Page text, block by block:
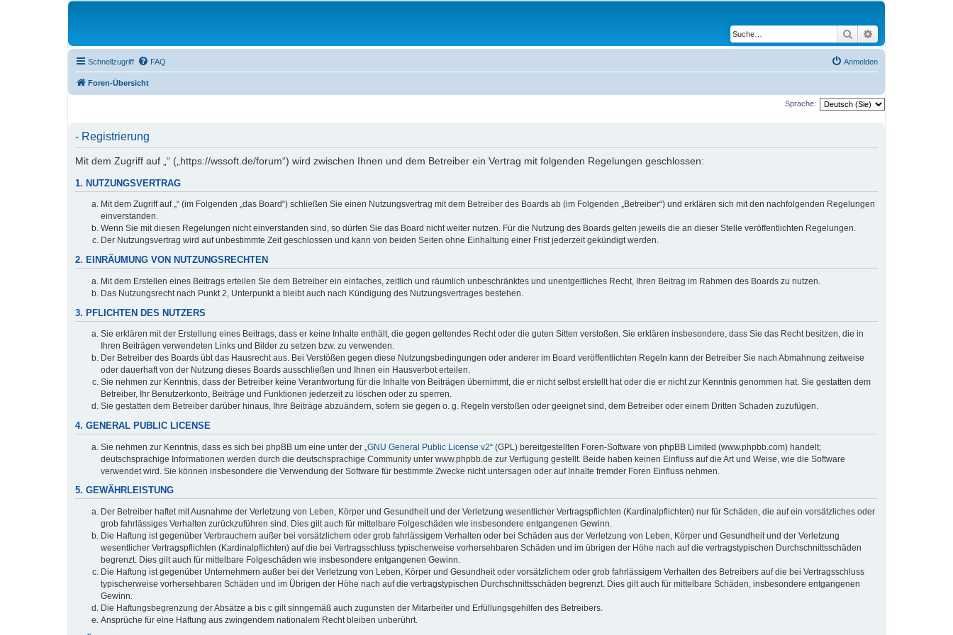
Suche
Schnellzugriff FAQ Anmelden
Foren-Übersicht
Sprache:
- Registrierung
Mit dem Zugriff auf „“ („https://wssoft.de/forum“) wird zwischen Ihnen und dem Betreiber ein Vertrag mit folgenden Regelungen geschlossen:
1. NUTZUNGSVERTRAG
Mit dem Zugriff auf „“ (im Folgenden „das Board“) schließen Sie einen Nutzungsvertrag mit dem Betreiber des Boards ab (im Folgenden „Betreiber“) und erklären sich mit den nachfolgenden Regelungen
einverstanden.
Wenn Sie mit diesen Regelungen nicht einverstanden sind, so dürfen Sie das Board nicht weiter nutzen. Für die Nutzung des Boards gelten jeweils die an dieser Stelle veröffentlichten Regelungen.
Der Nutzungsvertrag wird auf unbestimmte Zeit geschlossen und kann von beiden Seiten ohne Einhaltung einer Frist jederzeit gekündigt werden.
2. EINRÄUMUNG VON NUTZUNGSRECHTEN
Mit dem Erstellen eines Beitrags erteilen Sie dem Betreiber ein einfaches, zeitlich und räumlich unbeschränktes und unentgeltliches Recht, Ihren Beitrag im Rahmen des Boards zu nutzen.
Das Nutzungsrecht nach Punkt 2, Unterpunkt a bleibt auch nach Kündigung des Nutzungsvertrages bestehen.
3. PFLICHTEN DES NUTZERS
Sie erklären mit der Erstellung eines Beitrags, dass er keine Inhalte enthält, die gegen geltendes Recht oder die guten Sitten verstoßen. Sie erklären insbesondere, dass Sie das Recht besitzen, die in
Ihren Beiträgen verwendeten Links und Bilder zu setzen bzw. zu verwenden.
Der Betreiber des Boards übt das Hausrecht aus. Bei Verstößen gegen diese Nutzungsbedingungen oder anderer im Board veröffentlichten Regeln kann der Betreiber Sie nach Abmahnung zeitweise
oder dauerhaft von der Nutzung dieses Boards ausschließen und Ihnen ein Hausverbot erteilen.
Sie nehmen zur Kenntnis, dass der Betreiber keine Verantwortung für die Inhalte von Beiträgen übernimmt, die er nicht selbst erstellt hat oder die er nicht zur Kenntnis genommen hat. Sie gestatten dem
Betreiber, Ihr Benutzerkonto, Beiträge und Funktionen jederzeit zu löschen oder zu sperren.
Sie gestatten dem Betreiber darüber hinaus, Ihre Beiträge abzuändern, sofern sie gegen o. g. Regeln verstoßen oder geeignet sind, dem Betreiber oder einem Dritten Schaden zuzufügen.
4. GENERAL PUBLIC LICENSE
Sie nehmen zur Kenntnis, dass es sich bei phpBB um eine unter der „ GNU General Public License v2“ (GPL) bereitgestellten Foren-Software von phpBB Limited (www.phpbb.com) handelt;
deutschsprachige Informationen werden durch die deutschsprachige Community unter www.phpbb.de zur Verfügung gestellt. Beide haben keinen Einfluss auf die Art und Weise, wie die Software
verwendet wird. Sie können insbesondere die Verwendung der Software für bestimmte Zwecke nicht untersagen oder auf Inhalte fremder Foren Einfluss nehmen.
5. GEWÄHRLEISTUNG
Der Betreiber haftet mit Ausnahme der Verletzung von Leben, Körper und Gesundheit und der Verletzung wesentlicher Vertragspflichten (Kardinalpflichten) nur für Schäden, die auf ein vorsätzliches oder
grob fahrlässiges Verhalten zurückzuführen sind. Dies gilt auch für mittelbare Folgeschäden wie insbesondere entgangenen Gewinn.
Die Haftung ist gegenüber Verbrauchern außer bei vorsätzlichem oder grob fahrlässigem Verhalten oder bei Schäden aus der Verletzung von Leben, Körper und Gesundheit und der Verletzung
wesentlicher Vertragspflichten (Kardinalpflichten) auf die bei Vertragsschluss typischerweise vorhersehbaren Schäden und im übrigen der Höhe nach auf die vertragstypischen Durchschnittsschäden
begrenzt. Dies gilt auch für mittelbare Folgeschäden wie insbesondere entgangenen Gewinn.
Die Haftung ist gegenüber Unternehmern außer bei der Verletzung von Leben, Körper und Gesundheit oder vorsätzlichem oder grob fahrlässigem Verhalten des Betreibers auf die bei Vertragsschluss
typischerweise vorhersehbaren Schäden und im Übrigen der Höhe nach auf die vertragstypischen Durchschnittsschäden begrenzt. Dies gilt auch für mittelbare Schäden, insbesondere entgangenen
Gewinn.
Die Haftungsbegrenzung der Absätze a bis c gilt sinngemäß auch zugunsten der Mitarbeiter und Erfüllungsgehilfen des Betreibers.
Ansprüche für eine Haftung aus zwingendem nationalem Recht bleiben unberührt.